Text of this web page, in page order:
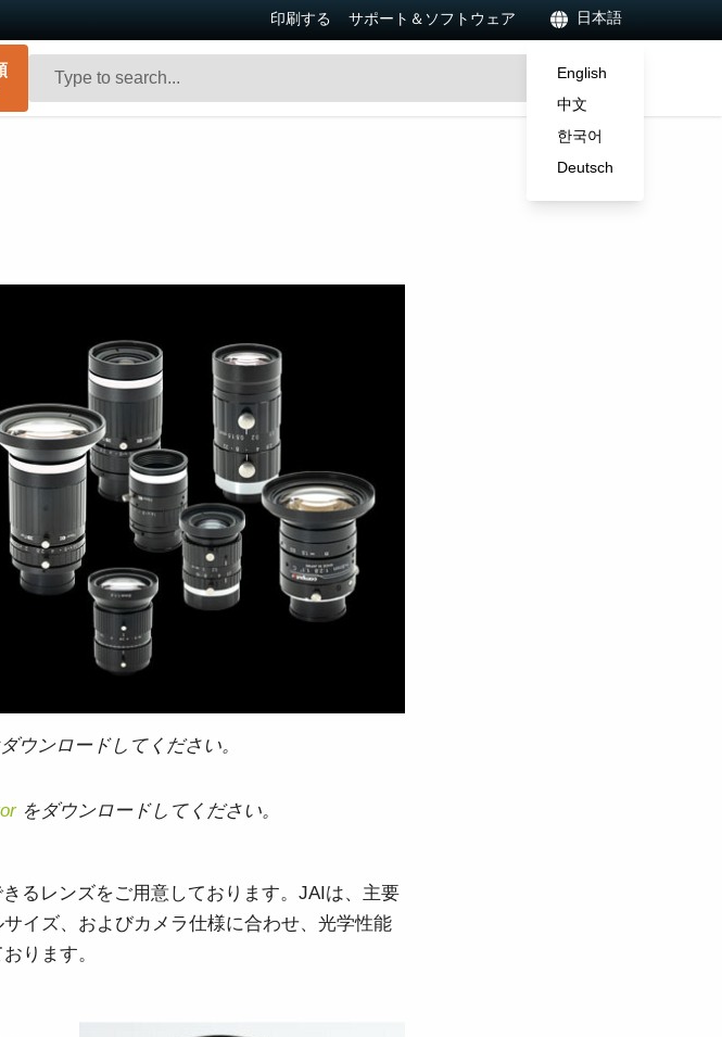
印刷する サポート＆ソフトウェア 日本語
English
中文
한국어
Deutsch
ンス。次
向け
す。
センサ技術を
ンカメラで
高画質を
カメラで
た、マルチセ
ル型エリアス
マルチス
近赤外
凌駕する優れ
プリズム分光式
ラです。
ラソリ
微鏡用途
式カメラ
質を両立した
ラインスキャ
スペクト
ンサ・プ
、
ラです。
メージング向け
スキャンカメ
メラ
CMOSセ
す。
ノクロ
Pregius CMOS
あります。
のシング
カメラで
同時取得
UV対応プログ
メラです。特
学要件に適し
ウンロードしてください。
をダウンロードしてください。
るレンズをご用意しております。JAIは、主要
イズ、およびカメラ仕様に合わせ、光学性能
ります。